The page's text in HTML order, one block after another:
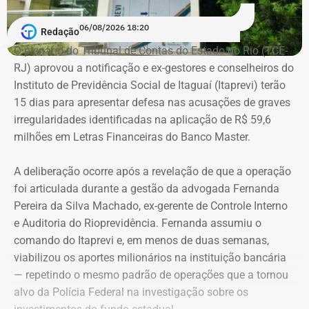
Em documento de consulta pública da Casa da Moeda do
Brasil, Alex Ofredi Melim aparece como representante da
Melim Corretora de Seguros Ltda., empresa que atua no
setor de seguros e planos de saúde.
Declaração de bens de Alex Melim em 2026 — Foto:
Reprodução/Divulgacand
Redação06/08/2026 18:20
O plenário do Tribunal de Contas do Estado do Rio (TCE-
RJ) aprovou a notificação e ex-gestores e conselheiros do
Instituto de Previdência Social de Itaguaí (Itaprevi) terão
15 dias para apresentar defesa nas acusações de graves
irregularidades identificadas na aplicação de R$ 59,6
milhões em Letras Financeiras do Banco Master.
A deliberação ocorre após a revelação de que a operação
foi articulada durante a gestão da advogada Fernanda
Pereira da Silva Machado, ex-gerente de Controle Interno
e Auditoria do Rioprevidência. Fernanda assumiu o
comando do Itaprevi e, em menos de duas semanas,
viabilizou os aportes milionários na instituição bancária
— repetindo o mesmo padrão de operações que a tornou
alvo da Polícia Federal na investigação sobre os